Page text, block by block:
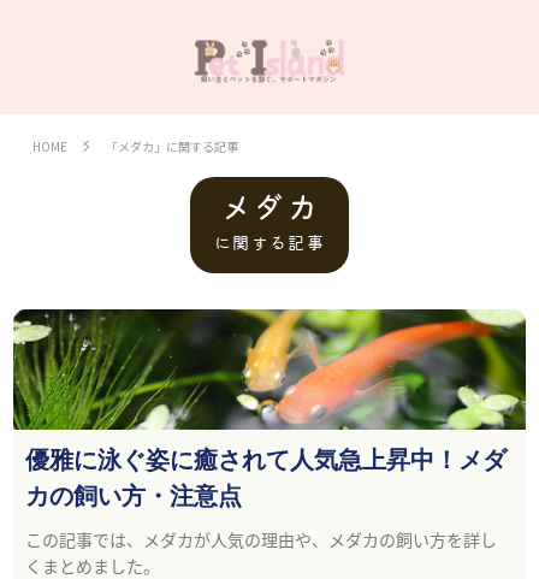
HOME 「メダカ」に関する記事
メダカ
に関する記事
優雅に泳ぐ姿に癒されて人気急上昇中！メダ
カの飼い方・注意点
この記事では、メダカが人気の理由や、メダカの飼い方を詳し
くまとめました。